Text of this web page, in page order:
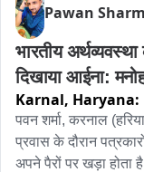
Pawan
भारतीय
दिखाया आईना:
Karnal, Haryana:
पवन शर्मा, करनाल
प्रवास के दौरान
अपने पैरों पर खड़ा होता